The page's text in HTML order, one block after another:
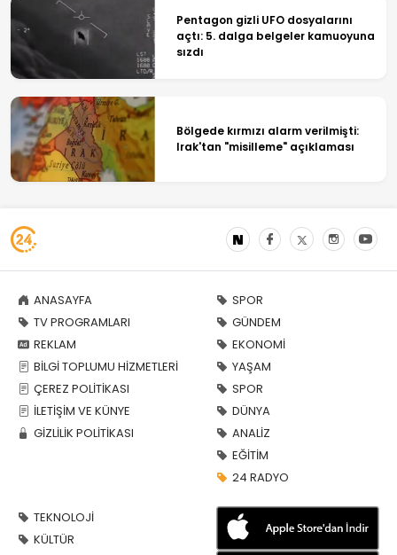
Pentagon gizli UFO dosyalarını
açtı: 5. dalga belgeler kamuoyuna
sızdı
Bölgede kırmızı alarm verilmişti:
Irak'tan "misilleme" açıklaması
ANASAYFA
TV PROGRAMLARI
REKLAM
BİLGİ TOPLUMU HİZMETLERİ
ÇEREZ POLİTİKASI
İLETİŞİM VE KÜNYE
GİZLİLİK POLİTİKASI
SPOR
GÜNDEM
EKONOMİ
YAŞAM
SPOR
DÜNYA
ANALİZ
EĞİTİM
24 RADYO
TEKNOLOJİ
KÜLTÜR